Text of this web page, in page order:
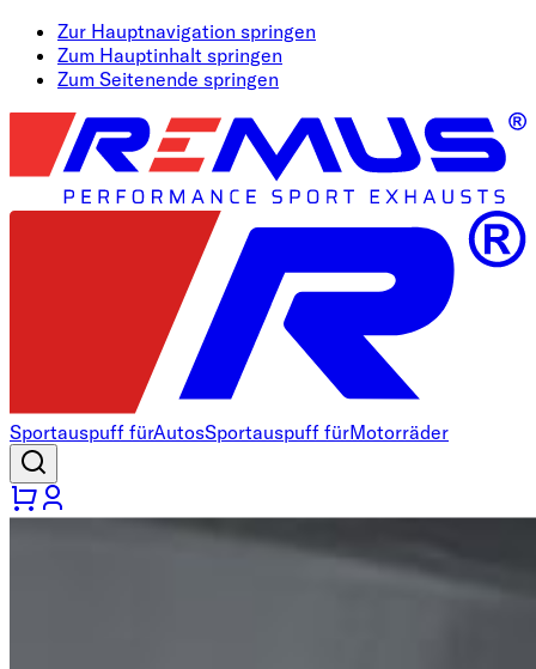
Zur Hauptnavigation springen
Zum Hauptinhalt springen
Zum Seitenende springen
Sportauspuff fürAutosSportauspuff fürMotorräder